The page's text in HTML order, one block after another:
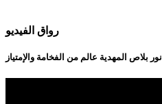
رواق الفيديو
نور بلاص المهدية عالم من الفخامة والإمتياز